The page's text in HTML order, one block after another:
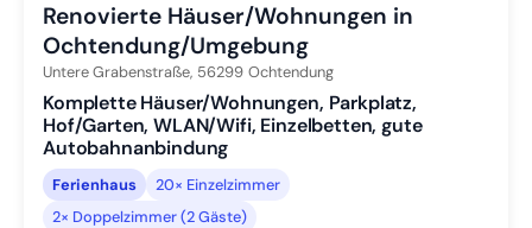
Renovierte Häuser/Wohnungen in
Ochtendung/Umgebung
Untere Grabenstraße, 56299 Ochtendung
Komplette Häuser/Wohnungen, Parkplatz,
Hof/Garten, WLAN/Wifi, Einzelbetten, gute
Autobahnanbindung
Ferienhaus
20× Einzelzimmer
2× Doppelzimmer (2 Gäste)